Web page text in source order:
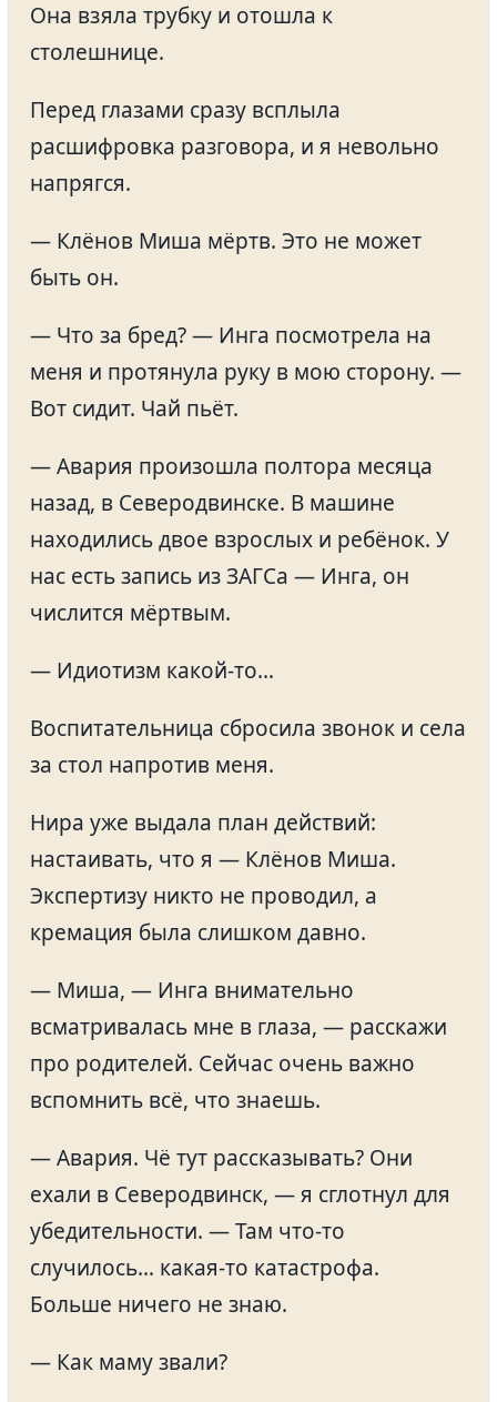
Она взяла трубку и отошла к
столешнице.
Перед глазами сразу всплыла
расшифровка разговора, и я невольно
напрягся.
— Клёнов Миша мёртв. Это не может
быть он.
— Что за бред? — Инга посмотрела на
меня и протянула руку в мою сторону. —
Вот сидит. Чай пьёт.
— Авария произошла полтора месяца
назад, в Северодвинске. В машине
находились двое взрослых и ребёнок. У
нас есть запись из ЗАГСа — Инга, он
числится мёртвым.
— Идиотизм какой-то…
Воспитательница сбросила звонок и села
за стол напротив меня.
Нира уже выдала план действий:
настаивать, что я — Клёнов Миша.
Экспертизу никто не проводил, а
кремация была слишком давно.
— Миша, — Инга внимательно
всматривалась мне в глаза, — расскажи
про родителей. Сейчас очень важно
вспомнить всё, что знаешь.
— Авария. Чё тут рассказывать? Они
ехали в Северодвинск, — я сглотнул для
убедительности. — Там что-то
случилось… какая-то катастрофа.
Больше ничего не знаю.
— Как маму звали?